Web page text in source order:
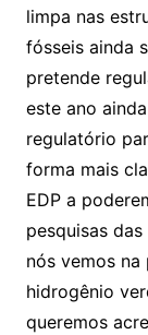
limpa nas
fósseis ainda
pretende
este ano
regulatório
forma mais
EDP a
pesquisas
nós vemos
hidrogênio
queremos